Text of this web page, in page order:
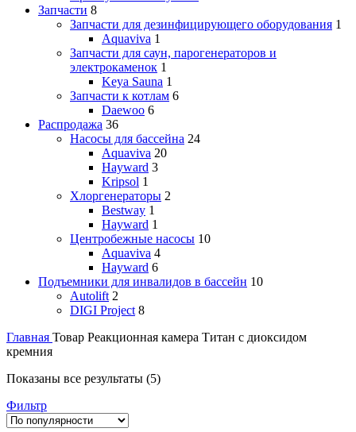
Запчасти 8
Запчасти для дезинфицирующего оборудования 1
Aquaviva 1
Запчасти для саун, парогенераторов и
электрокаменок 1
Keya Sauna 1
Запчасти к котлам 6
Daewoo 6
Распродажа 36
Насосы для бассейна 24
Aquaviva 20
Hayward 3
Kripsol 1
Хлоргенераторы 2
Bestway 1
Hayward 1
Центробежные насосы 10
Aquaviva 4
Hayward 6
Подъемники для инвалидов в бассейн 10
Autolift 2
DIGI Project 8
Главная Товар Реакционная камера Титан с диоксидом
кремния
Показаны все результаты (5)Сортировка:
Фильтр